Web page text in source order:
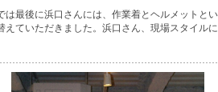
は最後に浜口さんには、作業着とヘルメットと
えていただきました。浜口さん、現場スタイル